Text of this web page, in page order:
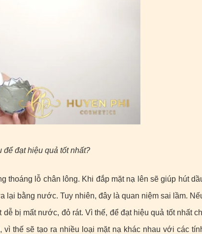
để đạt hiệu quả tốt nhất?
thoáng lỗ chân lông. Khi đắp mặt nạ lên sẽ giúp hút
bằng nước. Tuy nhiên, đây là quan niệm sai lầm.
bị mất nước, đỏ rát. Vì thế, để đạt hiệu quả tốt nhất
thế sẽ tạo ra nhiều loại mặt nạ khác nhau với các